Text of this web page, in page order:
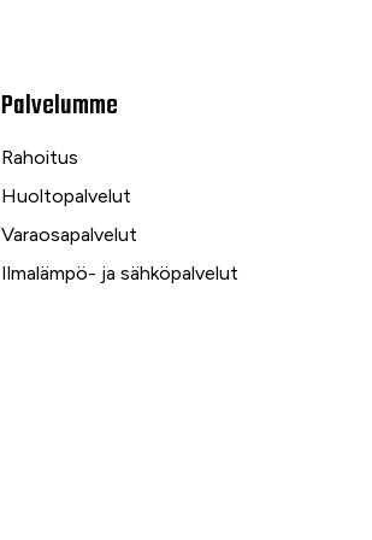
Palvelumme
Rahoitus
Huoltopalvelut
Varaosapalvelut
Ilmalämpö- ja sähköpalvelut